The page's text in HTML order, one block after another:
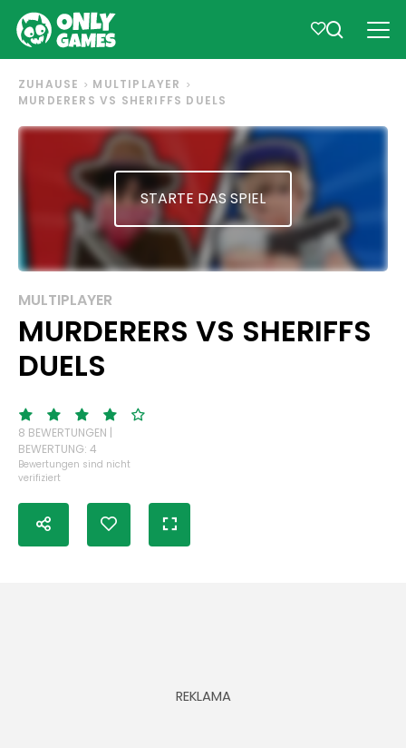
ZUHAUSE
MULTIPLAYER
MURDERERS VS SHERIFFS DUELS
STARTE DAS SPIEL
MULTIPLAYER
MURDERERS VS SHERIFFS
DUELS
8 BEWERTUNGEN |
BEWERTUNG: 4
Bewertungen sind nicht
verifiziert